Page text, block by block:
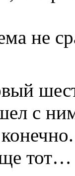
не
с
тот…